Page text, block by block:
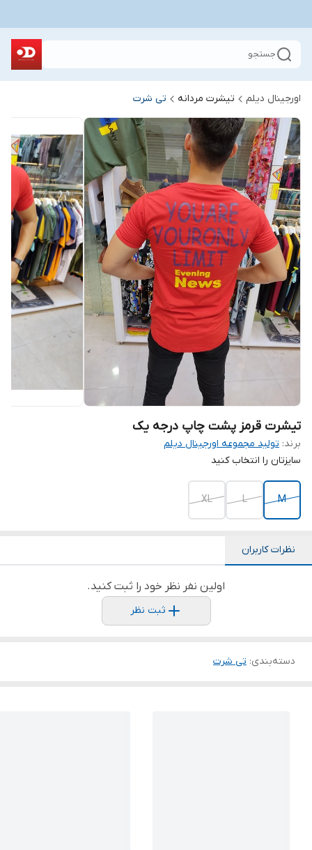
جستجو
اورجینال دیلم تیشرت مردانه تی شرت
تیشرت قرمز پشت چاپ درجه یک
برند: تولید مجموعه اورجینال دیلم
سایزتان را انتخاب کنید
M
L
XL
نظرات کاربران
اولین نفر نظر خود را ثبت کنید.
ثبت نظر
دسته‌بندی: تی شرت